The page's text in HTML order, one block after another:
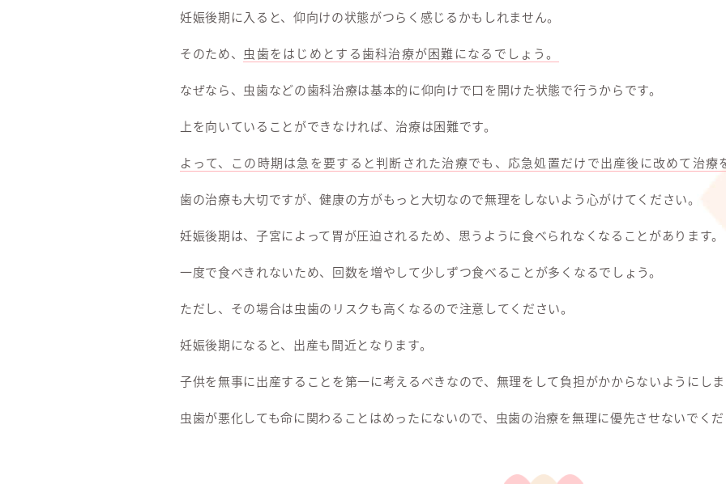
妊娠後期に入ると、仰向けの状態がつらく感じるかもしれません。
そのため、 虫歯をはじめとする歯科治療が困難になるでしょう。
なぜなら、虫歯などの歯科治療は基本的に仰向けで口を開けた状態で行うからです。
上を向いていることができなければ、治療は困難です。
よって、この時期は急を要すると判断された治療でも、応急処置だけで出産後に改めて治療
歯の治療も大切ですが、健康の方がもっと大切なので無理をしないよう心がけてください。
妊娠後期は、子宮によって胃が圧迫されるため、思うように食べられなくなることがあります。
一度で食べきれないため、回数を増やして少しずつ食べることが多くなるでしょう。
ただし、その場合は虫歯のリスクも高くなるので注意してください。
妊娠後期になると、出産も間近となります。
子供を無事に出産することを第一に考えるべきなので、無理をして負担がかからないようにし
虫歯が悪化しても命に関わることはめったにないので、虫歯の治療を無理に優先させないでく